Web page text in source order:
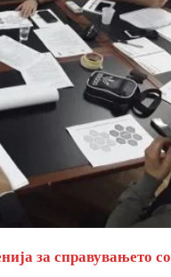
за справувањето со